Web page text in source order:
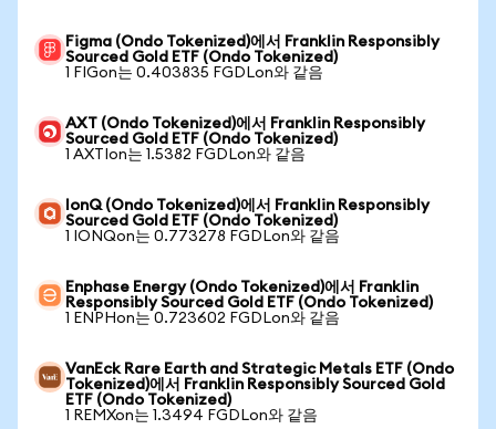
Figma (Ondo Tokenized)에서 Franklin Responsibly
Sourced Gold ETF (Ondo Tokenized)
1 FIGon는 0.403835 FGDLon와 같음
AXT (Ondo Tokenized)에서 Franklin Responsibly
Sourced Gold ETF (Ondo Tokenized)
1 AXTIon는 1.5382 FGDLon와 같음
IonQ (Ondo Tokenized)에서 Franklin Responsibly
Sourced Gold ETF (Ondo Tokenized)
1 IONQon는 0.773278 FGDLon와 같음
Enphase Energy (Ondo Tokenized)에서 Franklin
Responsibly Sourced Gold ETF (Ondo Tokenized)
1 ENPHon는 0.723602 FGDLon와 같음
VanEck Rare Earth and Strategic Metals ETF (Ondo
Tokenized)에서 Franklin Responsibly Sourced Gold
ETF (Ondo Tokenized)
1 REMXon는 1.3494 FGDLon와 같음